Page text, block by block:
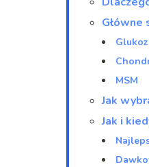
MSM
Jak
Jak i